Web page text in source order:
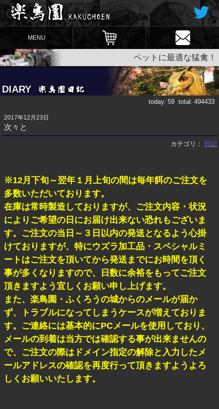
MENU
ペットに最適な猛禽！
DIARY
today: 59 total: 494433
2017年12月23日
次々と
カテゴリ： 日記
※12月下旬～翌年１月上旬の間は毎年餌のご注文を
多数いただいております。
在庫は常時製造しておりますが、ご注文内容・状況
によりご希望の日にお届け出来ない恐れもございま
す。ご注文の当日～３日以内の発送となるよう心掛
けておりますが、特にウズラ加工品・スペシャルミ
ートはご注文を頂いてから発送までにお時間を頂く
事が多くなりますので、日数に余裕をもってご注文
頂きますよう宜しくお願い申し上げます。
また、楽鳥園・ふくろうの城からのメールが届か
ず、トラブルになってしまうケースが増えておりま
す。ご連絡には基本的にPCメールを使用しており、
メールの到着は当方では確認する事が出来ませんの
で、ご注文の際はドメイン指定の解除と入力したメ
ールアドレスの確認を再度行って頂きますようよろ
しくお願いいたします。